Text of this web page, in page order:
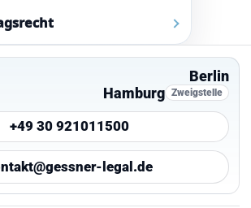
Berlin
Hamburg Zweigstelle
+49 30 921011500
legal.de